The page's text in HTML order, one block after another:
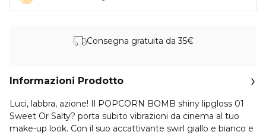
Consegna gratuita da 35€
Informazioni Prodotto
Luci, labbra, azione! Il POPCORN BOMB shiny lipgloss 01
Sweet Or Salty? porta subito vibrazioni da cinema al tuo
make-up look. Con il suo accattivante swirl giallo e bianco e